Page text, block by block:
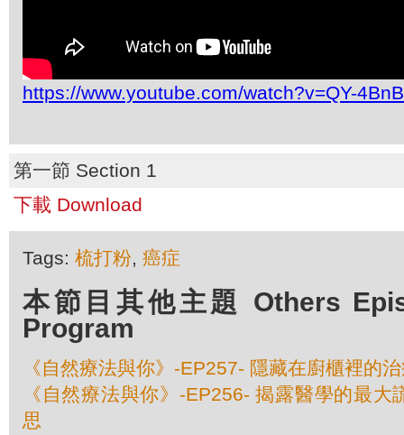
https://www.youtube.com/watch?v=QY-
第一節 Section 1
下載 Download
Tags: 梳打粉, 癌症
本節目其他主題 Others
Program
《自然療法與你》-EP257- 隱藏在廚櫃裡的
《自然療法與你》-EP256- 揭露醫學的最大
思